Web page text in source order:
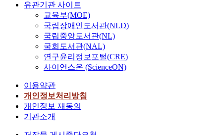
유관기관 사이트
교육부(MOE)
국립장애인도서관(NLD)
국립중앙도서관(NL)
국회도서관(NAL)
연구윤리정보포털(CRE)
사이언스온 (ScienceON)
이용약관
개인정보처리방침
개인정보 재동의
기관소개